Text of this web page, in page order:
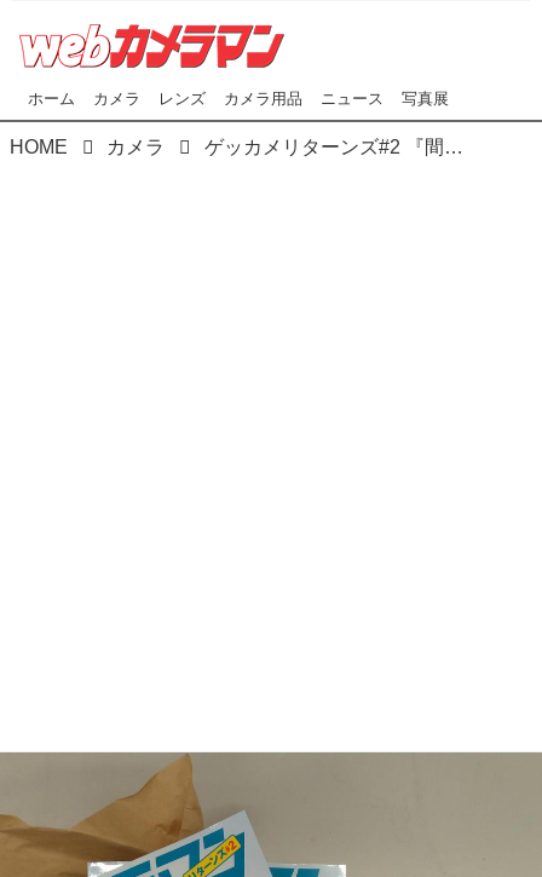
ホーム カメラ レンズ カメラ用品 ニュース 写真展
HOME カメラ ゲッカメリターンズ#2 『間違いだらけのレンズ選び!! 2021』、納本の儀ヽ(^0^)ノ